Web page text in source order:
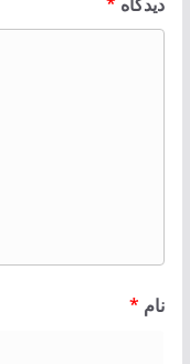
نام *